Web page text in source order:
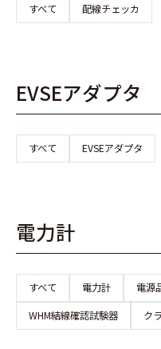
すべて 配線チェッカ
EVSEアダプタ
すべて EVSEアダプタ
電力計
すべて 電力計
電源
WHM結線確認試験器
ク